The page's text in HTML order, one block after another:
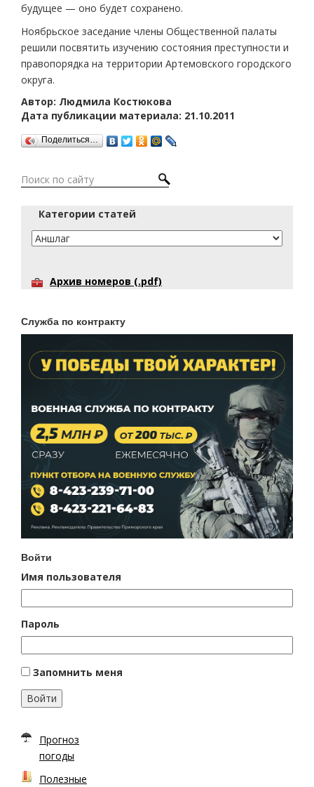
будущее — оно будет сохранено.
Ноябрьское заседание члены Общественной палаты
решили посвятить изучению состояния преступности и
правопорядка на территории Артемовского городского
округа.
Автор: Людмила Костюкова
Дата публикации материала: 21.10.2011
Поделиться…
Категории статей
Архив номеров (.pdf)
Служба по контракту
Войти
Имя пользователя
Пароль
Запомнить меня
Войти
Прогноз
погоды
Полезные